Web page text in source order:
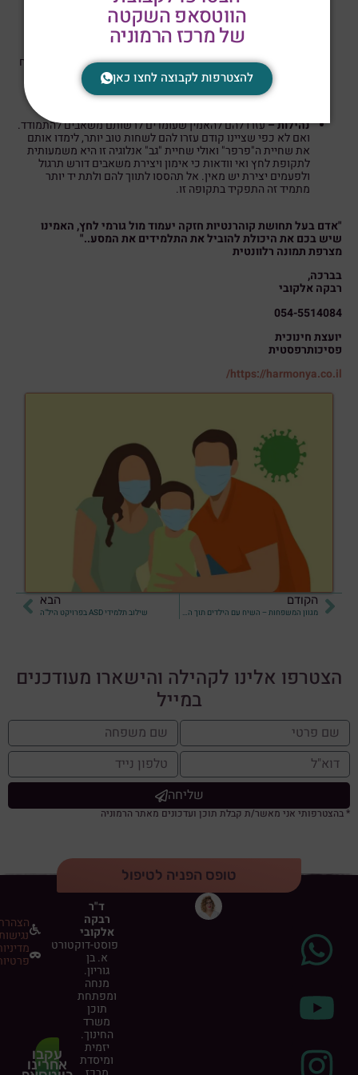
מתמיד מהווה משמעות על אף המורכבת שלה היא מאפשרת
לתלמידים לשים לעצמם יעד ולכבוש אותו.
עוררו בתלמידים את ההבנה לקבלת המצב. תאפשרו שיח
של קבלת המציאות ושהתשובה בתוככם תוביל ל- "האתגר מובן
ואנחנו מסוגלים לקבל אותו".
נהילות –עזרו להם להאמין שעומדים לרשותם משאבים להתמודד.
ואם לא כפי שציינו קודם עזרו להם לשחות טוב יותר, לימדו אותם
את שחיית ה"פרפר" ואולי שחיית "גב" אנלוגיה זו היא משמעותית
לתקופת לחץ ואי וודאות כי אימון ויצירת משאבים דורש תרגול
ולפעמים יצירת יש מאין. אל תהססו לתווך להם ולתת יד יותר
מתמיד זה התפקיד בתקופה זו.
"אדם בעל תחושת קוהרנטיות חזקה יעמוד מול גורמי לחץ, האמינו
שיש בכם את היכולת להוביל את התלמידים את המסע.."
מצרפת תמונה רלוונטית
בברכה,
רבקה אלקובי
054-5514084
יועצת חינוכית
פסיכותרפסטית
https://harmonya.co.il/
הקודם
מגוון המשפחות – השיח עם הילדים תוך התייחסות להתפתחות הרגשית שלהם
הבא
שילוב תלמידי ASD בפרויקט היל"ה
הצטרפו אלינו לקהילה והישארו מעודכנים
במייל
שליחה
* בהצטרפותי אני מאשר/ת קבלת תוכן ועדכונים מאתר הרמוניה
טופס הפניה לטיפול
ד"ר
רבקה
אלקובי
פוסט-דוקטורט
א. בן
גוריון.
מנחה
ומפתחת
תוכן
משרד
החינוך.
יזמית
ומיסדת עקבו
אחרינו
הצהרת
נגישות
מדיניות
פרטיות
הווטסאפ השקטה
של מרכז הרמוניה
להצטרפות לקבוצה לחצו כאן